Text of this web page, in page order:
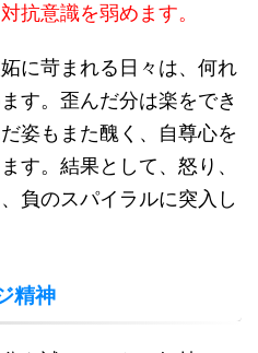
抗意識を弱めます。
に苛まれる日々は、何れ
す。歪んだ分は楽をでき
姿もまた醜く、自尊心を
す。結果として、怒り、
負のスパイラルに突入し
精神